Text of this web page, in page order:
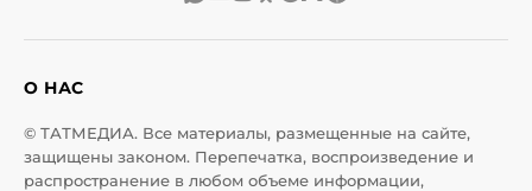
О НАС
© ТАТМЕДИА. Все материалы, размещенные на сайте,
защищены законом. Перепечатка, воспроизведение и
распространение в любом объеме информации,